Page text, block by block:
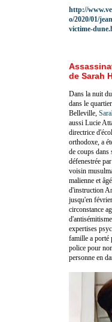
http://
o/2020/01/
victime-
de Sarah
Dans la nuit
dans le
Belleville,
aussi Lucie
directrice
orthodoxe, a
de coups dans
défenestrée
voisin
malienne et
d'instruction
jusqu'en
circonstance
expertises
famille a porté
police pour
personne en